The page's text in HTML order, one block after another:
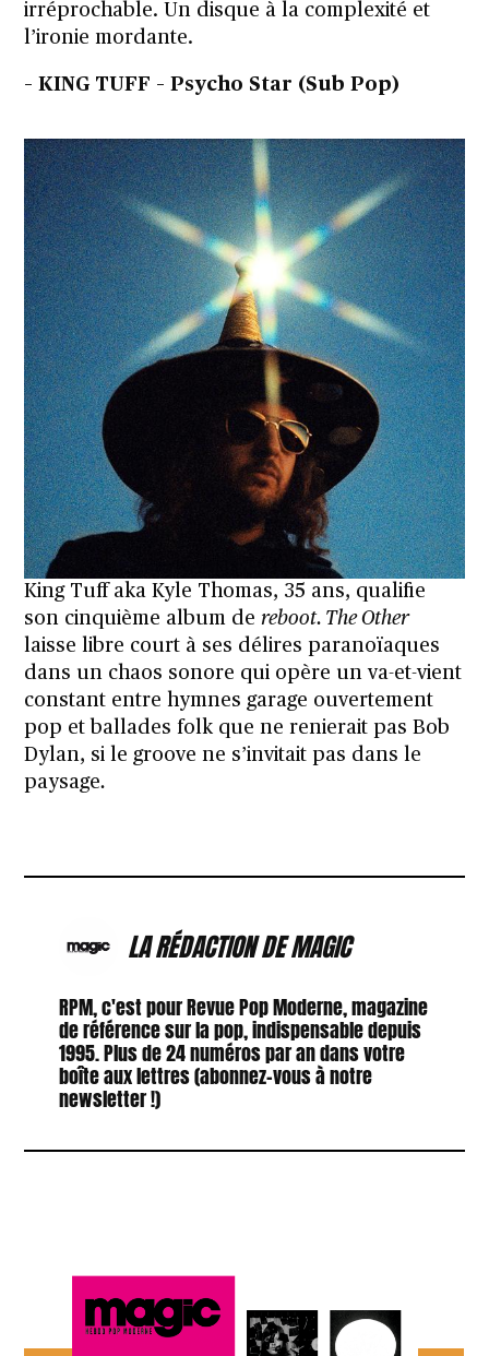
irréprochable. Un disque à la complexité et
l’ironie mordante.
– KING TUFF – Psycho Star (Sub Pop)
King Tuff aka Kyle Thomas, 35 ans, qualifie
son cinquième album dereboot. The Other
laisse libre court à ses délires paranoïaques
dans un chaos sonore qui opère un va-et-vient
constant entre hymnes garage ouvertement
pop et ballades folk que ne renierait pas Bob
Dylan, si le groove ne s’invitait pas dans le
paysage.
LA RÉDACTION DE MAGIC
RPM, c'est pour Revue Pop Moderne, magazine
de référence sur la pop, indispensable depuis
1995. Plus de 24 numéros par an dans votre
boîte aux lettres (abonnez-vous à notre
newsletter !)